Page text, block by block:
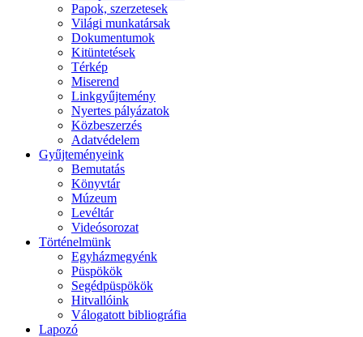
Papok, szerzetesek
Világi munkatársak
Dokumentumok
Kitüntetések
Térkép
Miserend
Linkgyűjtemény
Nyertes pályázatok
Közbeszerzés
Adatvédelem
Gyűjteményeink
Bemutatás
Könyvtár
Múzeum
Levéltár
Videósorozat
Történelmünk
Egyházmegyénk
Püspökök
Segédpüspökök
Hitvallóink
Válogatott bibliográfia
Lapozó